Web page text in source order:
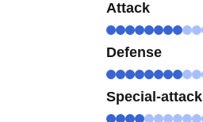
Attack
Defense
Special-attack